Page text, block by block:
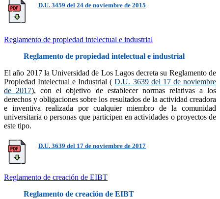
D.U. 3459 del 24 de noviembre de 2015
Reglamento de propiedad intelectual e industrial
Reglamento de propiedad intelectual e industrial
El año 2017 la Universidad de Los Lagos decreta su Reglamento de
Propiedad Intelectual e Industrial ( D.U. 3639 del 17 de noviembre
de 2017), con el objetivo de establecer normas relativas a los
derechos y obligaciones sobre los resultados de la actividad creadora
e inventiva realizada por cualquier miembro de la comunidad
universitaria o personas que participen en actividades o proyectos de
este tipo.
D.U. 3639 del 17 de noviembre de 2017
Reglamento de creación de EIBT
Reglamento de creación de EIBT